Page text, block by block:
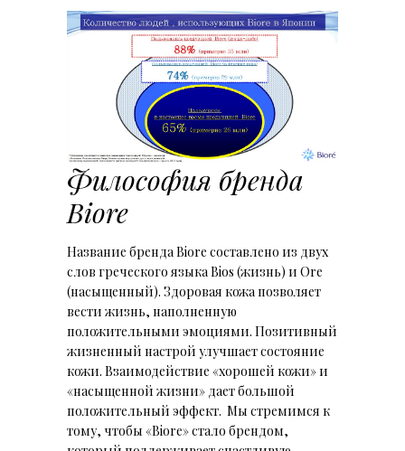
Философия бренда
Biore
Название бренда Biore составлено из двух
слов греческого языка Bios (жизнь) и Ore
(насыщенный). Здоровая кожа позволяет
вести жизнь, наполненную
положительными эмоциями. Позитивный
жизненный настрой улучшает состояние
кожи. Взаимодействие «хорошей кожи» и
«насыщенной жизни» дает большой
положительный эффект. Мы стремимся к
тому, чтобы «Biore» стало брендом,